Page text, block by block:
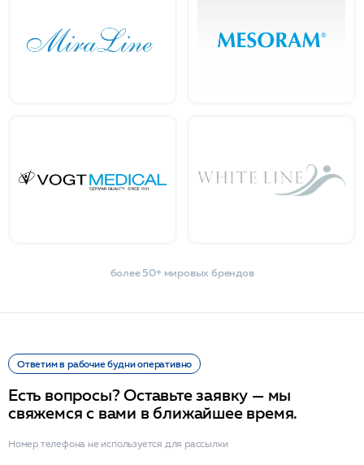
более 50+ мировых брендов
Ответим в рабочие будни оперативно
Есть вопросы? Оставьте заявку — мы
свяжемся с вами в ближайшее время.
Номер телефона не используется для рассылки